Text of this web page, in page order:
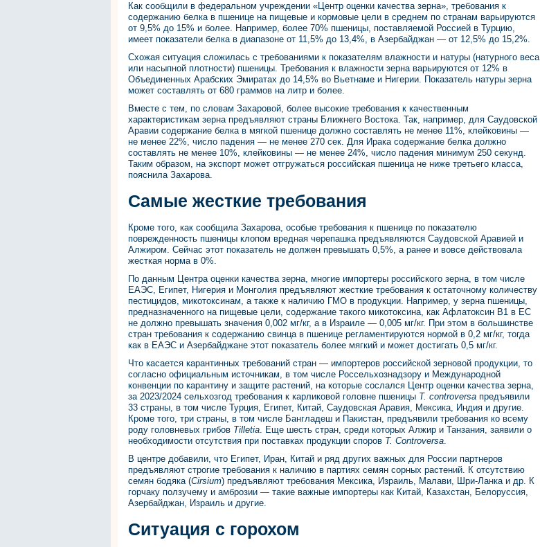
Как сообщили в федеральном учреждении «Центр оценки качества зерна», требования к
содержанию белка в пшенице на пищевые и кормовые цели в среднем по странам варьируются
от 9,5% до 15% и более. Например, более 70% пшеницы, поставляемой Россией в Турцию,
имеет показатели белка в диапазоне от 11,5% до 13,4%, в Азербайджан — от 12,5% до 15,2%.
Схожая ситуация сложилась с требованиями к показателям влажности и натуры (натурного веса
или насыпной плотности) пшеницы. Требования к влажности зерна варьируются от 12% в
Объединенных Арабских Эмиратах до 14,5% во Вьетнаме и Нигерии. Показатель натуры зерна
может составлять от 680 граммов на литр и более.
Вместе с тем, по словам Захаровой, более высокие требования к качественным
характеристикам зерна предъявляют страны Ближнего Востока. Так, например, для Саудовской
Аравии содержание белка в мягкой пшенице должно составлять не менее 11%, клейковины —
не менее 22%, число падения — не менее 270 сек. Для Ирака содержание белка должно
составлять не менее 10%, клейковины — не менее 24%, число падения минимум 250 секунд.
Таким образом, на экспорт может отгружаться российская пшеница не ниже третьего класса,
пояснила Захарова.
Самые жесткие требования
Кроме того, как сообщила Захарова, особые требования к пшенице по показателю
поврежденность пшеницы клопом вредная черепашка предъявляются Саудовской Аравией и
Алжиром. Сейчас этот показатель не должен превышать 0,5%, а ранее и вовсе действовала
жесткая норма в 0%.
По данным Центра оценки качества зерна, многие импортеры российского зерна, в том числе
ЕАЭС, Египет, Нигерия и Монголия предъявляют жесткие требования к остаточному количеству
пестицидов, микотоксинам, а также к наличию ГМО в продукции. Например, у зерна пшеницы,
предназначенного на пищевые цели, содержание такого микотоксина, как Афлатоксин В1 в ЕС
не должно превышать значения 0,002 мг/кг, а в Израиле — 0,005 мг/кг. При этом в большинстве
стран требования к содержанию свинца в пшенице регламентируются нормой в 0,2 мг/кг, тогда
как в ЕАЭС и Азербайджане этот показатель более мягкий и может достигать 0,5 мг/кг.
Что касается карантинных требований стран — импортеров российской зерновой продукции, то
согласно официальным источникам, в том числе Россельхознадзору и Международной
конвенции по карантину и защите растений, на которые сослался Центр оценки качества зерна,
за 2023/2024 сельхозгод требования к карликовой головне пшеницы T. controversa предъявили
33 страны, в том числе Турция, Египет, Китай, Саудовская Аравия, Мексика, Индия и другие.
Кроме того, три страны, в том числе Бангладеш и Пакистан, предъявили требования ко всему
роду головневых грибов Tilletia. Еще шесть стран, среди которых Алжир и Танзания, заявили о
необходимости отсутствия при поставках продукции споров T. Controversa.
В центре добавили, что Египет, Иран, Китай и ряд других важных для России партнеров
предъявляют строгие требования к наличию в партиях семян сорных растений. К отсутствию
семян бодяка (Cirsium) предъявляют требования Мексика, Израиль, Малави, Шри-Ланка и др. К
горчаку ползучему и амброзии — такие важные импортеры как Китай, Казахстан, Белоруссия,
Азербайджан, Израиль и другие.
Ситуация с горохом